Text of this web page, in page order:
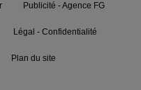
Publicité - Agence FG
Légal - Confidentialité
Plan du site